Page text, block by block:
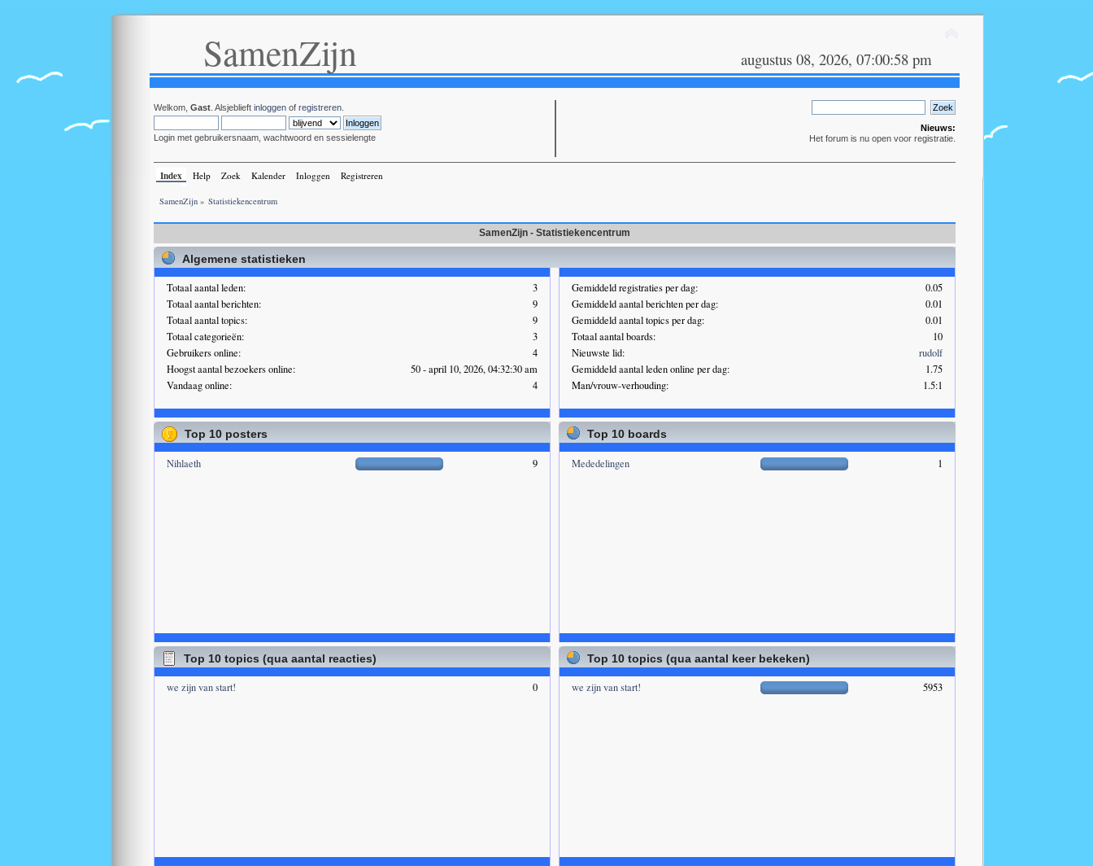
SamenZijn augustus 08, 2026, 07:00:58 pm
Welkom,Gast . Alsjeblieftinloggen ofregistreren
Login met gebruikersnaam, wachtwoord en sessielengte
Nieuws:
Het forum is nu open voor registratie.
Index Help Zoek Kalender Inloggen Registreren
SamenZijn» Statistiekencentrum
SamenZijn - Statistiekencentrum
Algemene statistieken
Totaal aantal leden:
3
Totaal aantal berichten:
9
Totaal aantal topics:
9
Totaal categorieën:
3
Gebruikers online:
4
Hoogst aantal bezoekers online:
50 - april 10, 2026, 04:32:30 am
Vandaag online:
4
Gemiddeld registraties per dag:
0.05
Gemiddeld aantal berichten per dag:
0.01
Gemiddeld aantal topics per dag:
0.01
Totaal aantal boards:
10
Nieuwste lid:
rudolf
Gemiddeld aantal leden online per dag:
1.75
Man/vrouw-verhouding:
1.5:1
Top 10 posters
Nihlaeth 9
Top 10 boards
Mededelingen 1
Top 10 topics (qua aantal reacties)
we zijn van start! 0
Top 10 topics (qua aantal keer bekeken)
we zijn van start! 5953